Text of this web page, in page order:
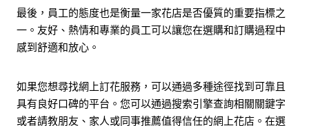
最後，員工的態度也是衡量一家花店是否優質的重要指標之
一。友好、熱情和專業的員工可以讓您在選購和訂購過程中
感到舒適和放心。
如果您想尋找網上訂花服務，可以通過多種途徑找到可靠且
具有良好口碑的平台。您可以通過搜索引擎查詢相關關鍵字
或者請教朋友、家人或同事推薦值得信任的網上花店。在選